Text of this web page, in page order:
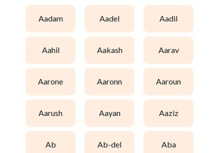
aadam aadel aadil
aahil aakash aarav
aarone aaronn aaroun
aarush aayan aaziz
ab ab-del aba